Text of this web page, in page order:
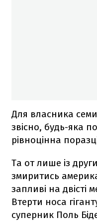
Для власника
звісно, будь-яка
рівноцінна
Та от лише із
змиритись
запливі на двісті
Втерти носа
суперник Поль